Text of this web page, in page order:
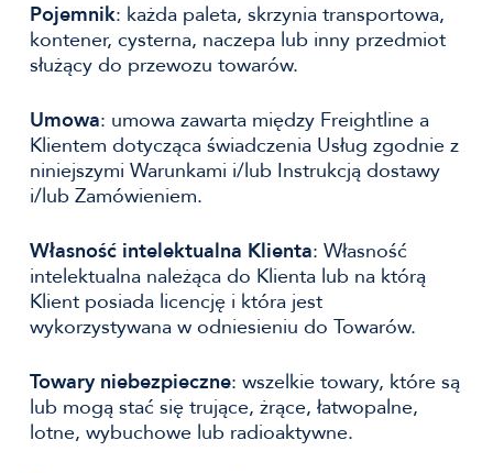
Pojemnik: każda paleta, skrzynia transportowa,
kontener, cysterna, naczepa lub inny przedmiot
służący do przewozu towarów.
Umowa: umowa zawarta między Freightline a
Klientem dotycząca świadczenia Usług zgodnie z
niniejszymi Warunkami i/lub Instrukcją dostawy
i/lub Zamówieniem.
Własność intelektualna Klienta: Własność
intelektualna należąca do Klienta lub na którą
Klient posiada licencję i która jest
wykorzystywana w odniesieniu do Towarów.
Towary niebezpieczne: wszelkie towary, które są
lub mogą stać się trujące, żrące, łatwopalne,
lotne, wybuchowe lub radioaktywne.